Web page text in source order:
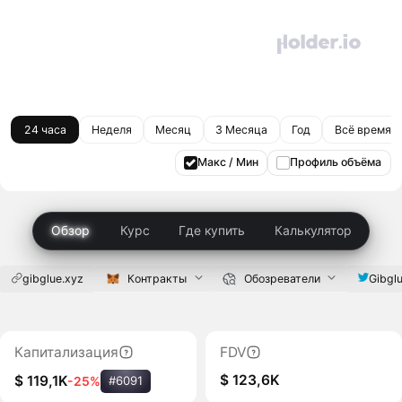
24 часа Неделя Месяц 3 Месяца Год Всё время
Макс / Мин Профиль объёма
Обзор Курс Где купить Калькулятор
gibglue.xyz Контракты Обозреватели
Капитализация
$ 119,1K-25% #6091
FDV
$ 123,6K